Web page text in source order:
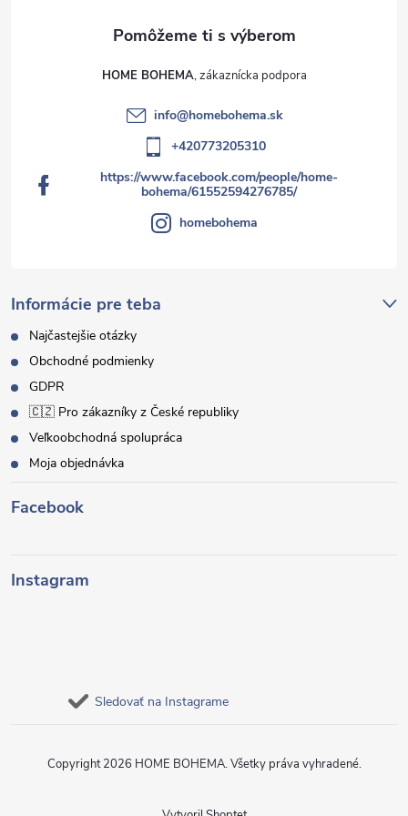
Informácie pre teba
Najčastejšie otázky
Obchodné podmienky
GDPR
🇨🇿 Pro zákazníky z České republiky
Veľkoobchodná spolupráca
Moja objednávka
HOME BOHEMA
info@homebohema.sk
+420773205310
https://www.facebook.com/people/home-
bohema/61552594276785/
homebohema
Facebook
Instagram
Sledovať na Instagrame
Copyright 2026 HOME BOHEMA. Všetky práva vyhradené.